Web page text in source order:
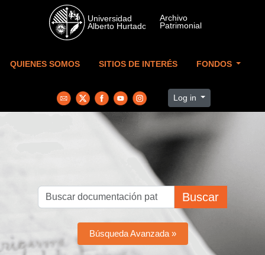
Skip to main content
QUIENES SOMOS SITIOS DE INTERÉS FONDOS
Log in
Buscar
Búsqueda Avanzada »